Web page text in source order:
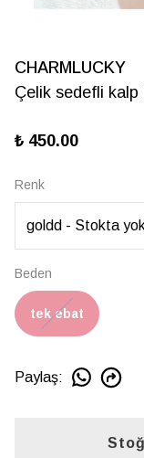
CHARMLUCKY
Çelik sedefli kalp
₺ 450.00
Renk
Beden
tek ebat
Paylaş: